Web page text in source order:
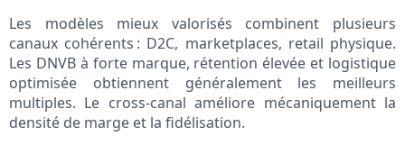
Les modèles mieux valorisés combinent plusieurs
canaux cohérents : D2C, marketplaces, retail physique.
Les DNVB à forte marque, rétention élevée et logistique
optimisée obtiennent généralement les meilleurs
multiples. Le cross-canal améliore mécaniquement la
densité de marge et la fidélisation.